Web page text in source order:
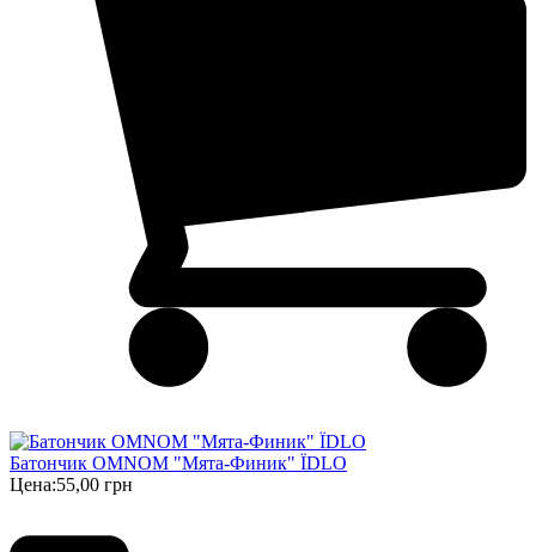
Батончик OMNOM "Мята-Финик" ЇDLO
Цена:55,00 грн